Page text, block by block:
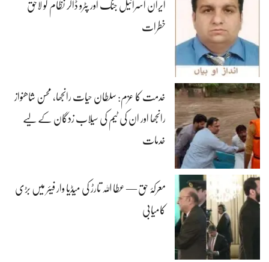
ایران اسرائیل جنگ اور پٹرو ڈالر نظام کو لاحق
خطرات
خدمت کا عزم: سلطان حیات رانجھا، محسن شاھنواز
رانجھا اور ان کی ٹیم کی سیلاب زدگان کے لیے
خدمات
معرکۂ حق — عطا اللہ تارڑ کی میڈیا وار فیئر میں بڑی
کامیابی